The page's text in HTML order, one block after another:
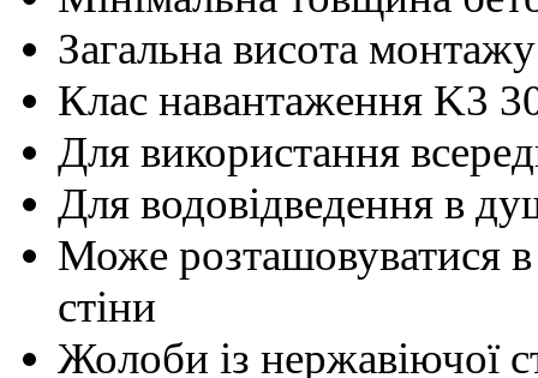
Загальна висота
Клас навантаження K3
Для використання
Для водовідведення в
Може розташовуватися в
стіни
Жолоби із нержавіючої